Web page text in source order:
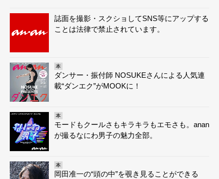
誌面を撮影・スクショしてSNS等にアップする
ことは法律で禁止されています。
本
ダンサー・振付師 NOSUKEさんによる人気連
載“ダンエク”がMOOKに！
本
モードもクールさもキラキラもエモさも。anan
が撮るなにわ男子の魅力全部。
本
岡田准一の“頭の中”を覗き見ることができる